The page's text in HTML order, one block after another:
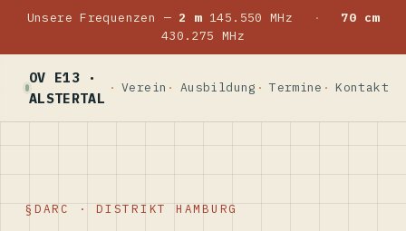
Unsere Frequenzen — 2 m145.550 MHz ·
70 cm
430.275 MHz
OV E13 ·
ALSTERTAL
Verein Ausbildung Termine Kontakt
DARC · DISTRIKT HAMBURG